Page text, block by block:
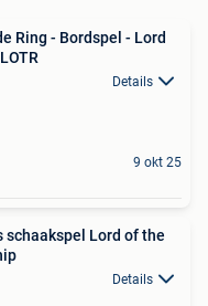
Ring - Bordspel - Lord
Details
9 okt 25
schaakspel Lord of the
Details